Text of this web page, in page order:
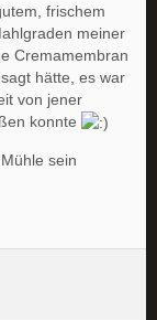
frischem
meiner
Cremamembran
hätte, es war
von jener
konnte
sein